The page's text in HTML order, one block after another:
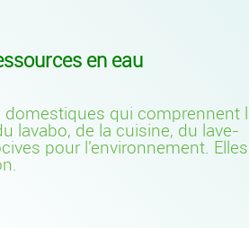
en eau
qui comprennent
lavabo, de la cuisine, du lave-
pour l'environnement. Elles